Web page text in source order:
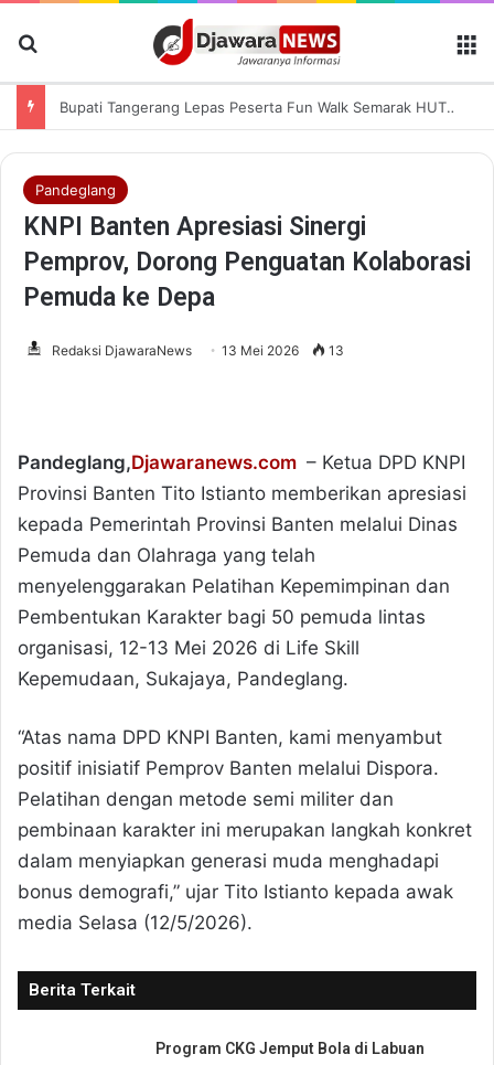
Bupati Tangerang Lepas Peserta Fun Walk Semarak HUT RI di Panongan
Pandeglang
KNPI Banten Apresiasi Sinergi
Pemprov, Dorong Penguatan Kolaborasi
Pemuda ke Depa
Redaksi DjawaraNews 13 Mei 2026 13
Pandeglang,Djawaranews.com – Ketua DPD KNPI
Provinsi Banten Tito Istianto memberikan apresiasi
kepada Pemerintah Provinsi Banten melalui Dinas
Pemuda dan Olahraga yang telah
menyelenggarakan Pelatihan Kepemimpinan dan
Pembentukan Karakter bagi 50 pemuda lintas
organisasi, 12-13 Mei 2026 di Life Skill
Kepemudaan, Sukajaya, Pandeglang.
“Atas nama DPD KNPI Banten, kami menyambut
positif inisiatif Pemprov Banten melalui Dispora.
Pelatihan dengan metode semi militer dan
pembinaan karakter ini merupakan langkah konkret
dalam menyiapkan generasi muda menghadapi
bonus demografi,” ujar Tito Istianto kepada awak
media Selasa (12/5/2026).
Berita Terkait
Program CKG Jemput Bola di Labuan